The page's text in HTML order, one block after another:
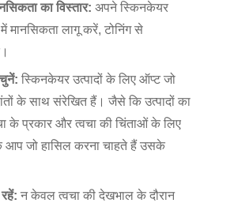
का विस्तार: अपने स्किनकेयर
मानसिकता लागू करें, टोनिंग से
स्किनकेयर उत्पादों के लिए ऑप्ट जो
के साथ संरेखित हैं। जैसे कि उत्पादों का
के प्रकार और त्वचा की चिंताओं के लिए
आप जो हासिल करना चाहते हैं उसके
न केवल त्वचा की देखभाल के दौरान